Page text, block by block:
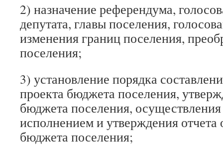
2) назначение референдума,
депутата, главы поселения,
изменения границ поселения,
поселения;
3) установление порядка
проекта бюджета поселения,
бюджета поселения, осуществления
исполнением и утверждения
бюджета поселения;